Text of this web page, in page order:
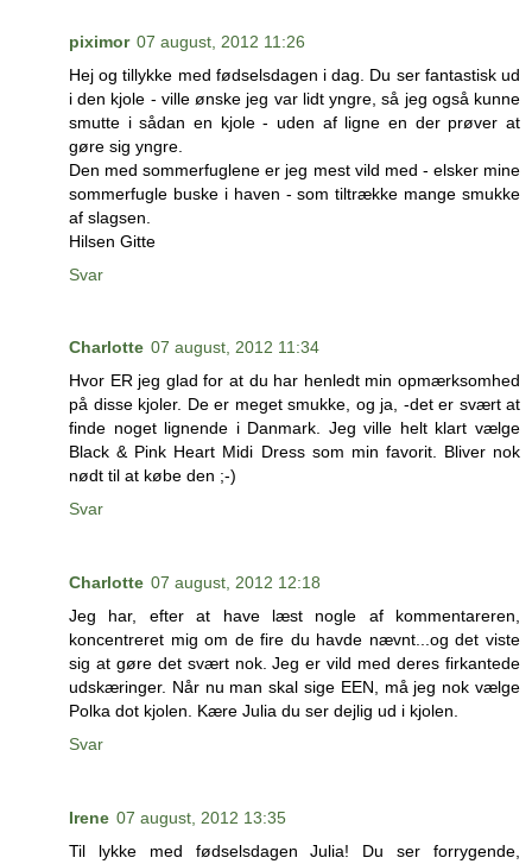
piximor 07 august, 2012 11:26
Hej og tillykke med fødselsdagen i dag. Du ser fantastisk ud
i den kjole - ville ønske jeg var lidt yngre, så jeg også kunne
smutte i sådan en kjole - uden af ligne en der prøver at
gøre sig yngre.
Den med sommerfuglene er jeg mest vild med - elsker mine
sommerfugle buske i haven - som tiltrække mange smukke
af slagsen.
Hilsen Gitte
Svar
Charlotte 07 august, 2012 11:34
Hvor ER jeg glad for at du har henledt min opmærksomhed
på disse kjoler. De er meget smukke, og ja, -det er svært at
finde noget lignende i Danmark. Jeg ville helt klart vælge
Black & Pink Heart Midi Dress som min favorit. Bliver nok
nødt til at købe den ;-)
Svar
Charlotte 07 august, 2012 12:18
Jeg har, efter at have læst nogle af kommentareren,
koncentreret mig om de fire du havde nævnt...og det viste
sig at gøre det svært nok. Jeg er vild med deres firkantede
udskæringer. Når nu man skal sige EEN, må jeg nok vælge
Polka dot kjolen. Kære Julia du ser dejlig ud i kjolen.
Svar
Irene 07 august, 2012 13:35
Til lykke med fødselsdagen Julia! Du ser forrygende,